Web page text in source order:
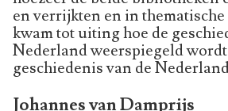
en verrijkten en in
kwam tot uiting hoe de
Nederland weerspiegeld
geschiedenis van de
Johannes van Damprijs